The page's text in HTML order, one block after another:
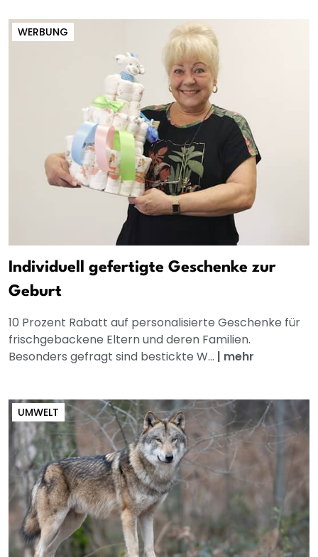
WERBUNG
Individuell gefertigte Geschenke zur
Geburt
10 Prozent Rabatt auf personalisierte Geschenke für
frischgebackene Eltern und deren Familien.
Besonders gefragt sind bestickte W... | mehr
UMWELT